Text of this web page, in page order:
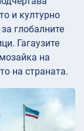
и културно
глобалните
Гагаузите
на
на страната.